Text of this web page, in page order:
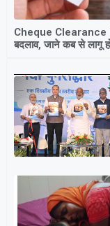
Cheque Clearance
बदलाव, जाने कब से लागू
Breaking